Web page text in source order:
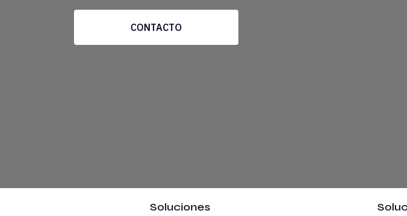
Es una de las ventajas de ser el primer ecosistema de la industria 4.0 de
El CEO de Premo Group, Ezequiel Navarro, fue el encargado de abrir
CONTACTO
Soluciones